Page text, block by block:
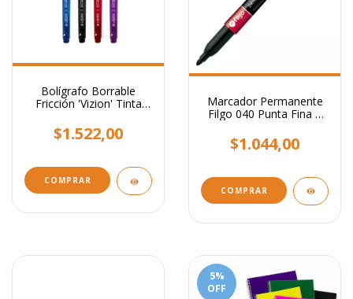
Bolígrafo Borrable
Fricción 'Vizion' Tinta
Surtidos
$1.522,00
COMPRAR
Marcador Permanente
Filgo 040 Punta Fina 1
$1.044,00
5%
OFF